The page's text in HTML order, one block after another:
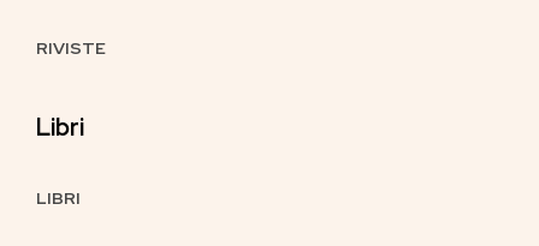
RIVISTE
Libri
LIBRI